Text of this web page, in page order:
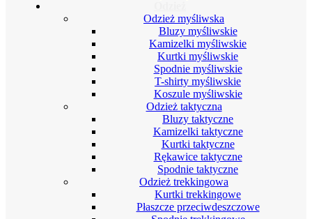
Odzież myśliwska
Bluzy myśliwskie
Kamizelki myśliwskie
Kurtki myśliwskie
Spodnie myśliwskie
T-shirty myśliwskie
Koszule myśliwskie
Odzież taktyczna
Bluzy taktyczne
Kamizelki taktyczne
Kurtki taktyczne
Rękawice taktyczne
Spodnie taktyczne
Odzież trekkingowa
Kurtki trekkingowe
Płaszcze przeciwdeszczowe